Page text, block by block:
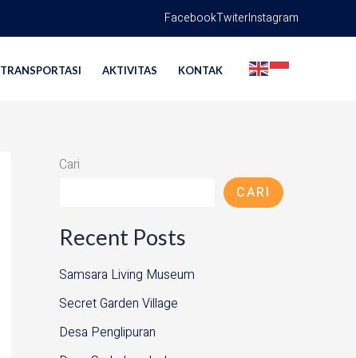
FacebookTwiterInstagram
TRANSPORTASI AKTIVITAS KONTAK
Cari
CARI
Recent Posts
Samsara Living Museum
Secret Garden Village
Desa Penglipuran